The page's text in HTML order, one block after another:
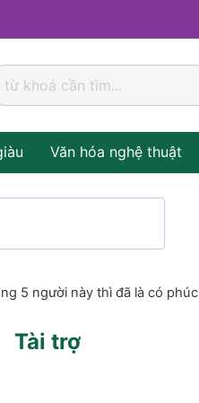
Văn hóa nghệ thuật
5 người này thì đã là có phúc
Tài trợ